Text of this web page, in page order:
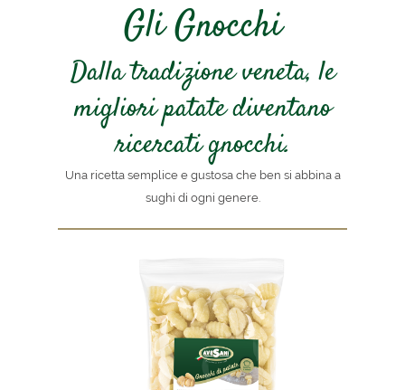
Gli Gnocchi
Dalla tradizione veneta, le
migliori patate diventano
ricercati gnocchi.
Una ricetta semplice e gustosa che ben si abbina a
sughi di ogni genere.